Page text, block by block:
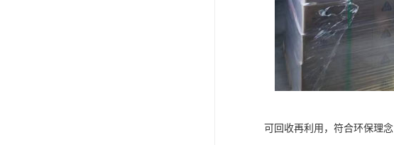
可回收再利用，符合环保理念